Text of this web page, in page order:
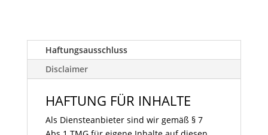
Haftungsausschluss
Disclaimer
HAFTUNG FÜR INHALTE
Als Diensteanbieter sind wir gemäß § 7